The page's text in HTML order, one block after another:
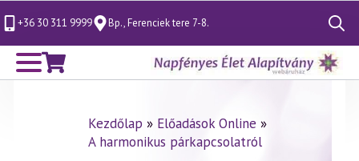
+36 30 311 9999 Bp., Ferenciek tere 7-8.
Search
for:
Kezdőlap » Előadások Online »
A harmonikus párkapcsolatról